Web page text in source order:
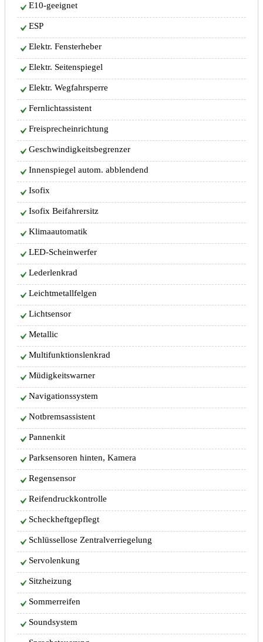
E10-geeignet
ESP
Elektr. Fensterheber
Elektr. Seitenspiegel
Elektr. Wegfahrsperre
Fernlichtassistent
Freisprecheinrichtung
Geschwindigkeitsbegrenzer
Innenspiegel autom. abblendend
Isofix
Isofix Beifahrersitz
Klimaautomatik
LED-Scheinwerfer
Lederlenkrad
Leichtmetallfelgen
Lichtsensor
Metallic
Multifunktionslenkrad
Müdigkeitswarner
Navigationssystem
Notbremsassistent
Pannenkit
Parksensoren hinten, Kamera
Regensensor
Reifendruckkontrolle
Scheckheftgepflegt
Schlüssellose Zentralverriegelung
Servolenkung
Sitzheizung
Sommerreifen
Soundsystem